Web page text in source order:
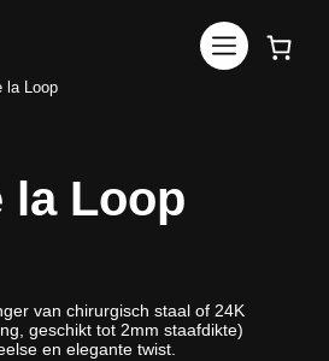
la Loop
la Loop
van chirurgisch staal of 24K
geschikt tot 2mm staafdikte)
en elegante twist.